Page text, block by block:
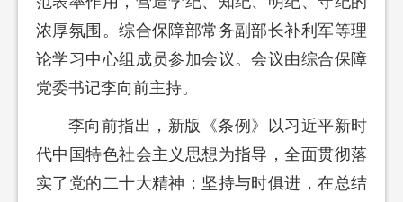
浓厚氛围。综合保障部常务副部长补利军等理
论学习中心组成员参加会议。会议由综合保障
党委书记李向前主持。
李向前指出，新版《条例》以习近平新时
代中国特色社会主义思想为指导，全面贯彻落
实了党的二十大精神；坚持与时俱进，在总结